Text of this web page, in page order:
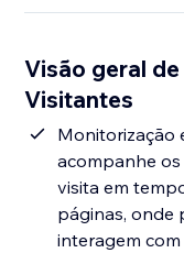
Visão geral
Visitantes
Monitorização
acompanhe
visita em
páginas, onde
interagem